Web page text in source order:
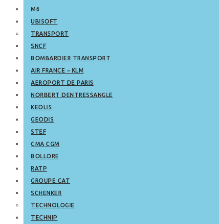
M6
UBISOFT
TRANSPORT
SNCF
BOMBARDIER TRANSPORT
AIR FRANCE – KLM
AEROPORT DE PARIS
NORBERT DENTRESSANGLE
KEOLIS
GEODIS
STEF
CMA CGM
BOLLORE
RATP
GROUPE CAT
SCHENKER
TECHNOLOGIE
TECHNIP